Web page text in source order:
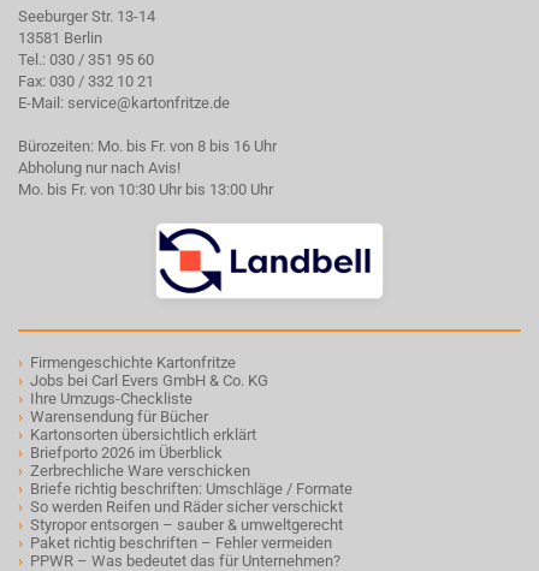
Seeburger Str. 13-14
13581 Berlin
Tel.: 030 / 351 95 60
Fax: 030 / 332 10 21
E-Mail: service@kartonfritze.de
Bürozeiten: Mo. bis Fr. von 8 bis 16 Uhr
Abholung nur nach Avis!
Mo. bis Fr. von 10:30 Uhr bis 13:00 Uhr
› Firmengeschichte Kartonfritze
› Jobs bei Carl Evers GmbH & Co. KG
› Ihre Umzugs-Checkliste
› Warensendung für Bücher
› Kartonsorten übersichtlich erklärt
› Briefporto 2026 im Überblick
› Zerbrechliche Ware verschicken
› Briefe richtig beschriften: Umschläge / Formate
› So werden Reifen und Räder sicher verschickt
› Styropor entsorgen – sauber & umweltgerecht
› Paket richtig beschriften – Fehler vermeiden
› PPWR – Was bedeutet das für Unternehmen?